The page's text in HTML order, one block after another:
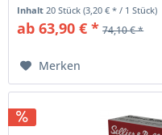
Inhalt 20 Stück(3,20 € * / 1 Stück)
ab 63,90 € * 74,10 € *
Merken